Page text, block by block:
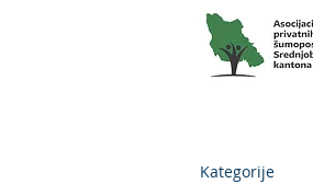
Kategorije